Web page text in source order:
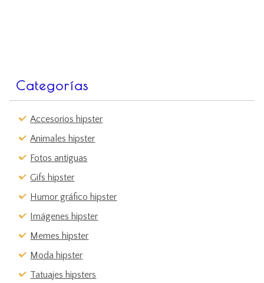
Categorías
Accesorios hipster
Animales hipster
Fotos antiguas
Gifs hipster
Humor gráfico hipster
Imágenes hipster
Memes hipster
Moda hipster
Tatuajes hipsters